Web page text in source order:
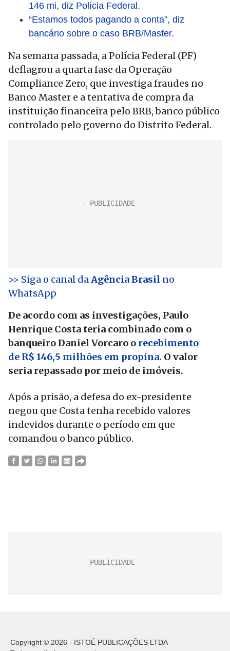
146 mi, diz Polícia Federal.
“Estamos todos pagando a conta”, diz
bancário sobre o caso BRB/Master.
Na semana passada, a Polícia Federal (PF)
deflagrou a quarta fase da Operação
Compliance Zero, que investiga fraudes no
Banco Master e a tentativa de compra da
instituição financeira pelo BRB, banco público
controlado pelo governo do Distrito Federal.
>> Siga o canal daAgência Brasil no
WhatsApp
De acordo com as investigações, Paulo
Henrique Costa teria combinado com o
banqueiro Daniel Vorcaro o recebimento
de R$ 146,5 milhões em propina. O valor
seria repassado por meio de imóveis.
Após a prisão, a defesa do ex-presidente
negou que Costa tenha recebido valores
indevidos durante o período em que
comandou o banco público.
Copyright © 2026 - ISTOÉ PUBLICAÇÕES LTDA